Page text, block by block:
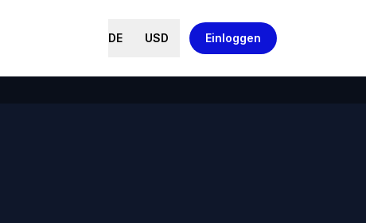
DE USD Einloggen